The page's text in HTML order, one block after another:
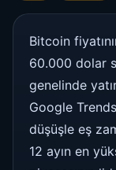
Bitcoin
60.000 dolar
genelinde
Google
düşüşle eş
12 ayın en